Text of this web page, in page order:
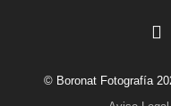
F
e
© Boronat Fotografía